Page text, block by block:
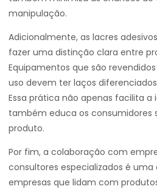
manipulação.
Adicionalmente, as lacres
fazer uma distinção clara entre
Equipamentos que são
uso devem ter laços
Essa prática não apenas facilita
também educa os consumidores
produto.
Por fim, a colaboração com
consultores especializados é uma
empresas que lidam com